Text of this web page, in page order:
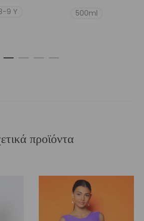
9 Y
500ml
προϊόντα